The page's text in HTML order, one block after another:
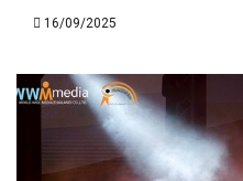
16/09/2025